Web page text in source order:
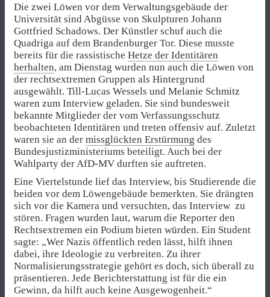
Die zwei Löwen vor dem Verwaltungsgebäude der
Universität sind Abgüsse von Skulpturen Johann
Gottfried Schadows. Der Künstler schuf auch die
Quadriga auf dem Brandenburger Tor. Diese musste
bereits für die rassistische Hetze der Identitären
herhalten, am Dienstag wurden nun auch die Löwen von
der rechtsextremen Gruppen als Hintergrund
ausgewählt. Till-Lucas Wessels und Melanie Schmitz
waren zum Interview geladen. Sie sind bundesweit
bekannte Mitglieder der vom Verfassungsschutz
beobachteten Identitären und treten offensiv auf. Zuletzt
waren sie an der missglückten Erstürmung des
Bundesjustizministeriums beteiligt. Auch bei der
Wahlparty der AfD-MV durften sie auftreten.
Eine Viertelstunde lief das Interview, bis Studierende die
beiden vor dem Löwengebäude bemerkten. Sie drängten
sich vor die Kamera und versuchten, das Interview zu
stören. Fragen wurden laut, warum die Reporter den
Rechtsextremen ein Podium bieten würden. Ein Student
sagte: „Wer Nazis öffentlich reden lässt, hilft ihnen
dabei, ihre Ideologie zu verbreiten. Zu ihrer
Normalisierungsstrategie gehört es doch, sich überall zu
präsentieren. Jede Berichterstattung ist für die ein
Gewinn, da hilft auch keine Ausgewogenheit.“